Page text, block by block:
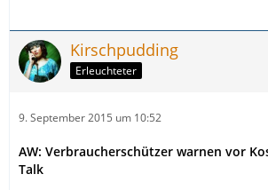
Kirschpudding
Erleuchteter
9. September 2015 um 10:52
AW: Verbraucherschützer warnen vor
Talk